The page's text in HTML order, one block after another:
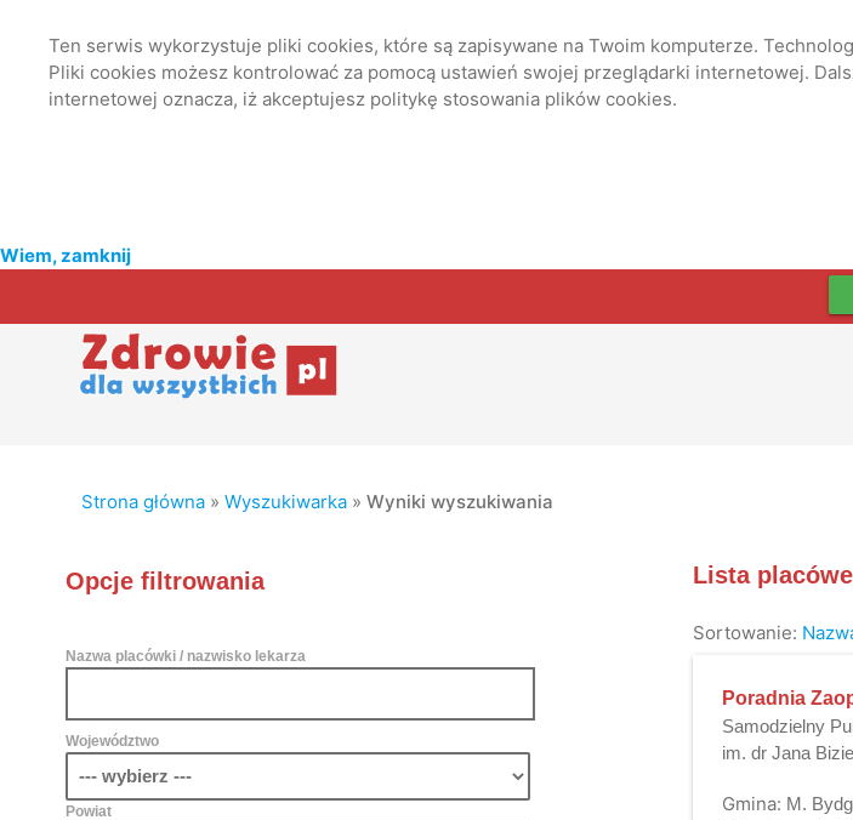
Ten serwis wykorzystuje pliki cookies, które są zapisywane na Twoim komputerze.
Pliki cookies możesz kontrolować za pomocą ustawień swojej przeglądarki internetowej.
internetowej oznacza, iż akceptujesz politykę stosowania plików cookies.
Wiem, zamknij
Strona główna »Wyszukiwarka »Wyniki wyszukiwania
Opcje filtrowania
Nazwa placówki / nazwisko lekarza
Województwo
Powiat
Lista
Sortowanie:
Poradnia
Samodzielny
im. dr Jana
Gmina: M.